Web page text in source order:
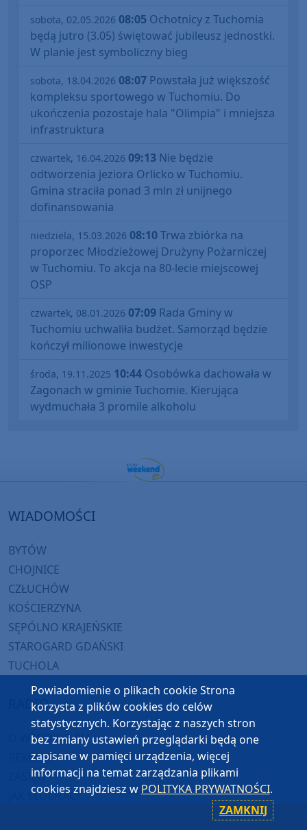
sobota, 02.05.2026 08:05 Ochotnicy z Tuchomia
będą jutro (3.05) świętować jubileusz jednostki.
W planie jest symboliczny bieg
sobota, 18.04.2026 08:07 Powstała już większość
kompleksu sportowego w Tuchomiu. Do
ukończenia pozostaje hala "Olimpia" i mniejsza
infrastruktura
czwartek, 16.04.2026 09:13 Nie będzie
odtworzenia jeziora Orlicko w Tuchomiu.
Gmina straciła ponad 3 mln zł unijnego
dofinansowania
niedziela, 15.03.2026 08:10Trwa zbiórka na
proporzec Młodzieżowej Drużyny Pożarniczej
w Tuchomiu. To akcja na 80-lecie miejscowej
OSP
czwartek, 08.01.2026 07:09 Rada Gminy w
Tuchomiu uchwaliła budżet. Samorząd będzie
kończył milionowe inwestycje
środa, 19.11.2025 10:44 Osobówka dachowała w
Zagonach w gminie Tuchomie. Kierująca
wydmuchała 3 promile alkoholu
WIADOMOŚCI
BYTÓW
CHOJNICE
CZŁUCHÓW
KOŚCIERZYNA
SĘPÓLNO KRAJEŃSKIE
STAROGARD GDAŃSKI
TUCHOLA
RADIO
O WEEKEND FM
REKLAMA
ZASIĘG
JAK SŁUCHAĆ?
Powiadomienie o plikach cookie Strona
korzysta z plików cookies do celów
statystycznych. Korzystając z naszych stron
bez zmiany ustawień przeglądarki będą one
zapisane w pamięci urządzenia, więcej
informacji na temat zarządzania plikami
cookies znajdziesz w POLITYKA PRYWATNOŚCI.
ZAMKNIJ